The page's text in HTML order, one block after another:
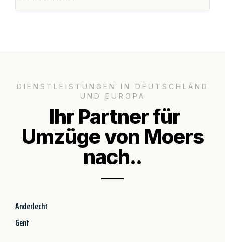
DIENSTLEISTUNGEN IN DEUTSCHLAND
UND EUROPA
Ihr Partner für
Umzüge von Moers
nach..
Anderlecht
Gent